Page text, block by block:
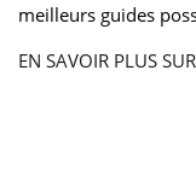
meilleurs guides
EN SAVOIR PLUS